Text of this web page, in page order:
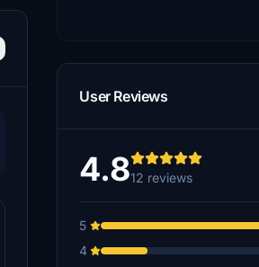
User Reviews
4.812 reviews
5
4